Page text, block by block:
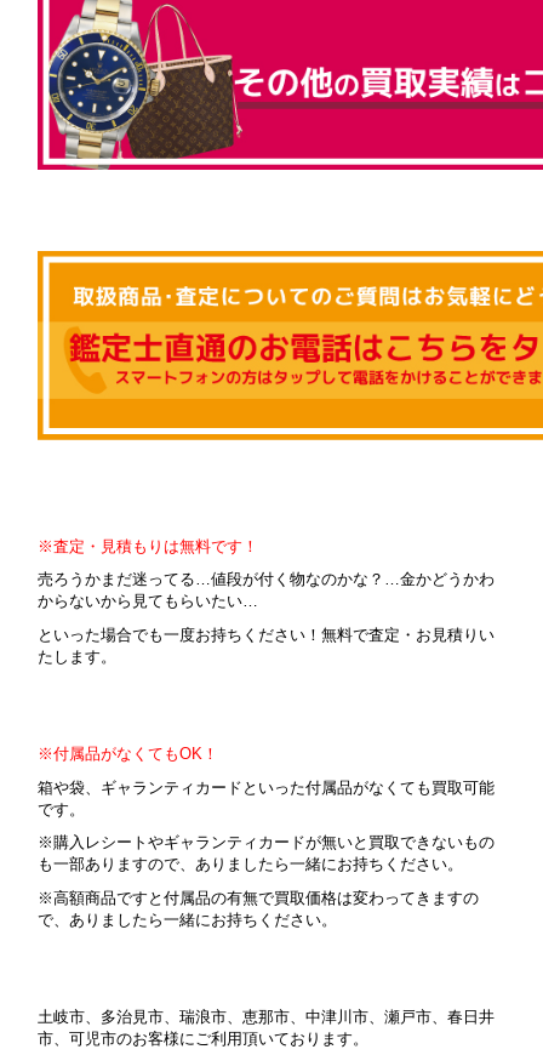
※査定・見積もりは無料です！
売ろうかまだ迷ってる…値段が付く物なのかな？…金かどうかわ
からないから見てもらいたい…
といった場合でも一度お持ちください！無料で査定・お見積りい
たします。
※付属品がなくてもOK！
箱や袋、ギャランティカードといった付属品がなくても買取可能
です。
※購入レシートやギャランティカードが無いと買取できないもの
も一部ありますので、ありましたら一緒にお持ちください。
※高額商品ですと付属品の有無で買取価格は変わってきますの
で、ありましたら一緒にお持ちください。
土岐市、多治見市、瑞浪市、恵那市、中津川市、瀬戸市、春日井
市、可児市のお客様にご利用頂いております。